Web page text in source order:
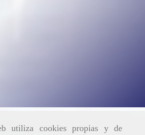
utiliza cookies propias y de